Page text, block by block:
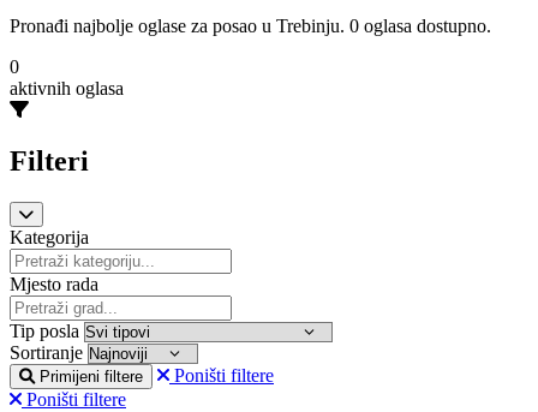
Pronađi najbolje oglase za posao u Trebinju. 0 oglasa dostupno.
0
aktivnih oglasa
Filteri
Kategorija
Mjesto rada
Tip posla
Sortiranje
Primijeni filtere
Poništi filtere
Poništi filtere